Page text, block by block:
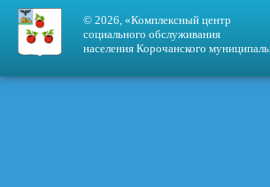
© 2026, «Комплексный центр
социального обслуживания
населения Корочанского